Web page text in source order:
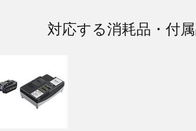
対応する消耗品・付